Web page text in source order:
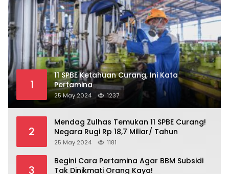
1
11 SPBE Ketahuan Curang, Ini Kata
Pertamina
25 May 2024 1237
2
Mendag Zulhas Temukan 11 SPBE Curang!
Negara Rugi Rp 18,7 Miliar/ Tahun
25 May 2024 1181
3
Begini Cara Pertamina Agar BBM Subsidi
Tak Dinikmati Orang Kaya!